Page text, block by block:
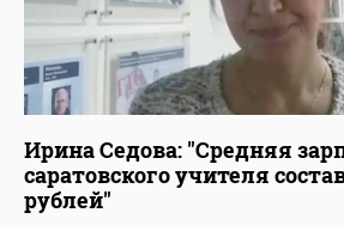
Ирина Седова: "Средняя
саратовского учителя
рублей"